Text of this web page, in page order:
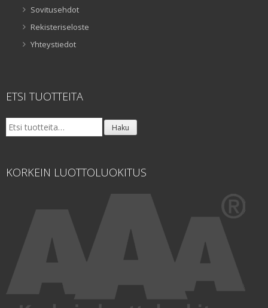
Sovitusehdot
Rekisteriseloste
Yhteystiedot
ETSI TUOTTEITA
Etsi: Haku
KORKEIN LUOTTOLUOKITUS